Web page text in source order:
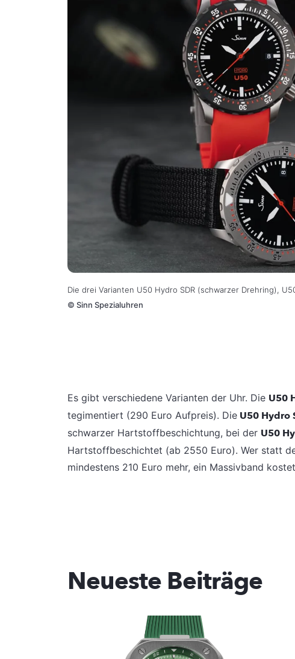
Die drei Varianten U50 Hydro SDR (schwarzer Drehring),
© Sinn Spezialuhren
Es gibt verschiedene Varianten der Uhr. Die U50
tegimentiert (290 Euro Aufpreis). Die U50 Hydro
schwarzer Hartstoffbeschichtung, bei der U50
Hartstoffbeschichtet (ab 2550 Euro). Wer statt
mindestens 210 Euro mehr, ein Massivband
Neueste Beiträge